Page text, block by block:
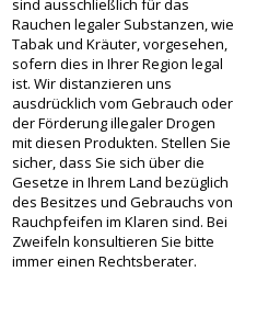
sind ausschließlich für das
Rauchen legaler Substanzen, wie
Tabak und Kräuter, vorgesehen,
sofern dies in Ihrer Region legal
ist. Wir distanzieren uns
ausdrücklich vom Gebrauch oder
der Förderung illegaler Drogen
mit diesen Produkten. Stellen Sie
sicher, dass Sie sich über die
Gesetze in Ihrem Land bezüglich
des Besitzes und Gebrauchs von
Rauchpfeifen im Klaren sind. Bei
Zweifeln konsultieren Sie bitte
immer einen Rechtsberater.